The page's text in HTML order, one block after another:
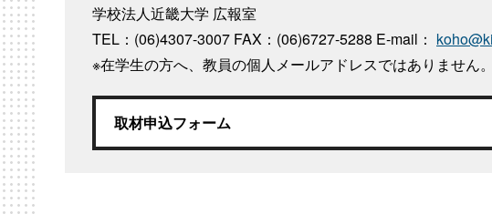
学校法人近畿大学 広報室
TEL：(06)4307-3007 FAX：(06)6727-5288 E-mail：
※在学生の方へ、教員の個人メールアドレスではありません
取材申込フォーム